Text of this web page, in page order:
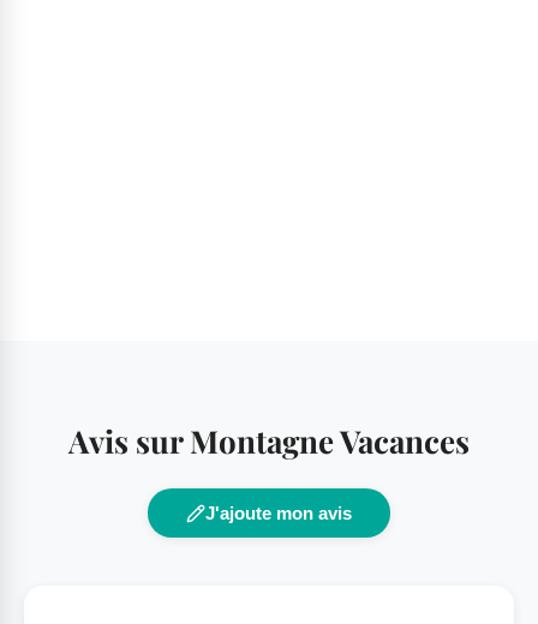
Avis sur Montagne Vacances
J'ajoute mon avis